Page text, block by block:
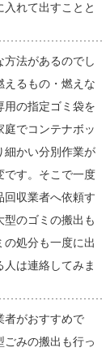
れて出すことと
法があるのでし
えるもの・燃えな
用の指定ゴミ袋を
庭でコンテナボッ
細かい分別作業が
です。そこで一度
回収業者へ依頼す
型のゴミの搬出も
処分も一度に出
は連絡してみま
者がおすすめで
みの搬出も行っ